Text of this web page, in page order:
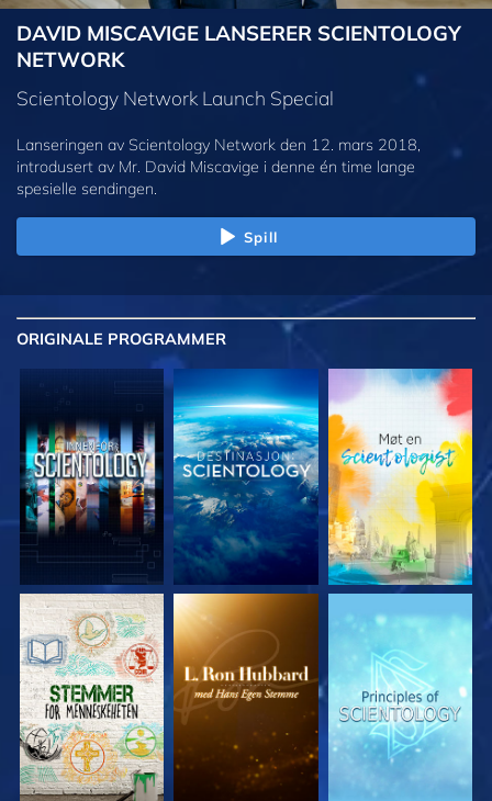
DAVID MISCAVIGE LANSERER SCIENTOLOGY
NETWORK
Scientology Network Launch Special
Lanseringen av Scientology Network den 12. mars 2018,
introdusert av Mr. David Miscavige i denne én time lange
spesielle sendingen.
Spill
ORIGINALE PROGRAMMER
UTFORSK SERIEN UTFORSK SERIEN UTFORSK SERIEN